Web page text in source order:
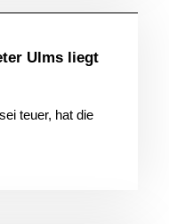
Ulms liegt
teuer, hat die